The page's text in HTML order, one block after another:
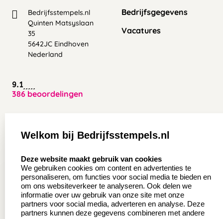
Bedrijfsstempels.nl
Quinten Matsyslaan
35
5642JC Eindhoven
Nederland
9.1
386 beoordelingen
Bedrijfsgegevens
Vacatures
Wederverkoper
worden
Sale
Betaling & Verzending
Veel gestelde vragen
Retourneren
Herroepingsrecht
Welkom bij Bedrijfsstempels.nl
Deze website maakt gebruik van cookies
We gebruiken cookies om content en advertenties te
personaliseren, om functies voor social media te bieden en
om ons websiteverkeer te analyseren. Ook delen we
informatie over uw gebruik van onze site met onze
partners voor social media, adverteren en analyse. Deze
partners kunnen deze gegevens combineren met andere